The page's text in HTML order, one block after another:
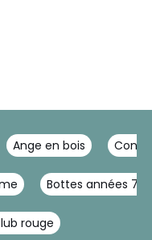
Ange en bois
Bottes années 70
rouge